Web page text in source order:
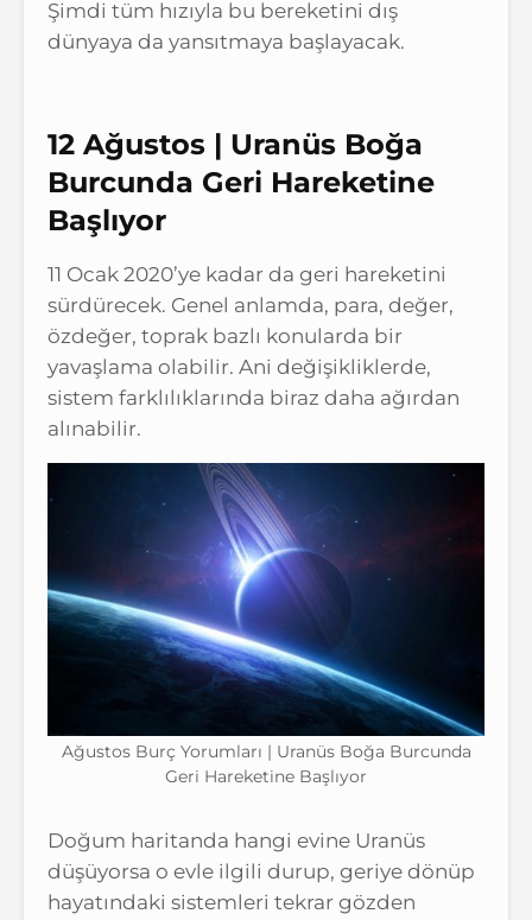
Şimdi tüm hızıyla bu bereketini dış
dünyaya da yansıtmaya başlayacak.
12 Ağustos | Uranüs Boğa
Burcunda Geri Hareketine
Başlıyor
11 Ocak 2020’ye kadar da geri hareketini
sürdürecek. Genel anlamda, para, değer,
özdeğer, toprak bazlı konularda bir
yavaşlama olabilir. Ani değişikliklerde,
sistem farklılıklarında biraz daha ağırdan
alınabilir.
Ağustos Burç Yorumları | Uranüs Boğa Burcunda
Geri Hareketine Başlıyor
Doğum haritanda hangi evine Uranüs
düşüyorsa o evle ilgili durup, geriye dönüp
hayatındaki sistemleri tekrar gözden